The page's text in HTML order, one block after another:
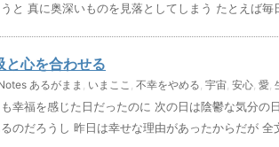
うと 真に奥深いものを見落としてしまう たとえば
と心を合わせる
あるがまま , いまここ , 不幸をやめる, 宇宙, 安心, 愛,
も幸福を感じた日だったのに 次の日は陰鬱な気分の
のだろうし 昨日は幸せな理由があったからだが